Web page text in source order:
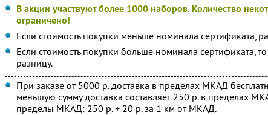
В акции участвуют более 1000 наборов. Количество
ограничено!
Если стоимость покупки меньше номинала сертификата,
Если стоимость покупки больше номинала сертификата,
разницу.
При заказе от 5000 р. доставка в пределах МКАД
меньшую сумму доставка составляет 250 р. в пределах
пределы МКАД: 250 р. + 20 р. за 1 км от МКАД.